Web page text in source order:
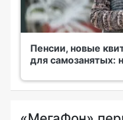
Пенсии, новые
для самозанятых: